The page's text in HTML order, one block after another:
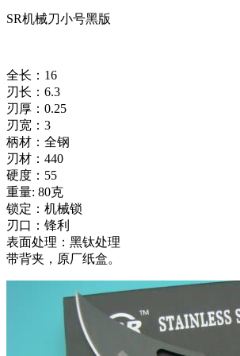
SR机械刀小号黑版
全长：16
刃长：6.3
刃厚：0.25
刃宽：3
柄材：全钢
刃材：440
硬度：55
重量: 80克
锁定：机械锁
刃口：锋利
表面处理：黑钛处理
带背夹，原厂纸盒。